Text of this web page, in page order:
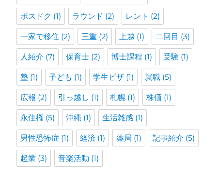
ポスドク (1) ラウンド (2) レント (2)
一家で移住 (2) 三重 (2) 上越 (1) 二回目 (3)
人紹介 (7) 保育士 (2) 博士課程 (1) 受験 (1)
塾 (1) 子ども (1) 学生ビザ (1) 就職 (5)
広報 (2) 引っ越し (1) 札幌 (1) 株価 (1)
永住権 (5) 沖縄 (1) 生活雑感 (1)
男性恐怖症 (1) 経済 (1) 薬局 (1) 記事紹介 (5)
起業 (3) 音楽活動 (1)